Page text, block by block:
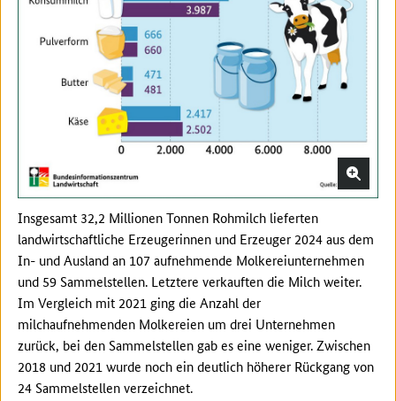
Insgesamt 32,2 Millionen Tonnen Rohmilch lieferten
landwirtschaftliche Erzeugerinnen und Erzeuger 2024 aus dem
In- und Ausland an 107 aufnehmende Molkereiunternehmen
und 59 Sammelstellen. Letztere verkauften die Milch weiter.
Im Vergleich mit 2021 ging die Anzahl der
milchaufnehmenden Molkereien um drei Unternehmen
zurück, bei den Sammelstellen gab es eine weniger. Zwischen
2018 und 2021 wurde noch ein deutlich höherer Rückgang von
24 Sammelstellen verzeichnet.